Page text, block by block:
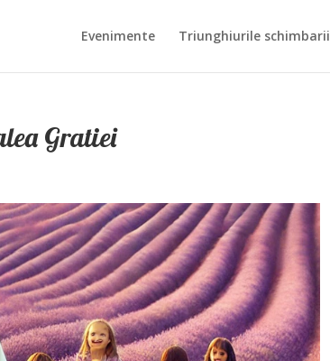
Evenimente Triunghiurile schimbarii
Gratiei